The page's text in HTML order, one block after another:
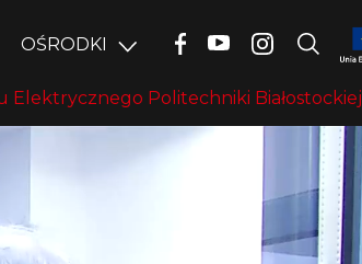
OŚRODKI
Elektrycznego Politechniki Białostockiej